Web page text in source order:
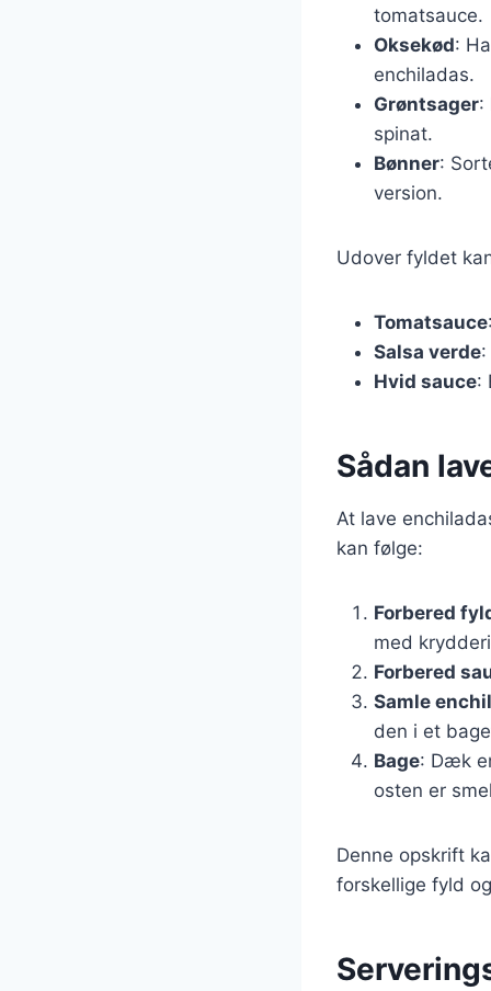
tomatsauce.
Oksekød:
enchiladas.
Grøntsager:
spinat.
Bønner:
version.
Udover fyldet
Tomatsauce
Salsa verde
Hvid sauce:
Sådan
At lave
kan følge:
Forbered
med
Forbered
Samle
den i et
Bage: Dæk
osten er
Denne opskrift
forskellige fyld